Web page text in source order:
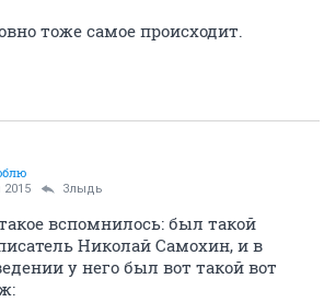
тоже самое происходит.
Злыдь
вспомнилось: был такой
Николай Самохин, и в
у него был вот такой вот